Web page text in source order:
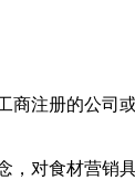
商注册的公司
，对食材营销